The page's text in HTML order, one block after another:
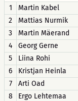
1
Martin Kabel
2
Mattias Nurmik
3
Martin Mäerand
4
Georg Gerne
5
Liina Rohi
6
Kristjan Heinla
7
Arti Oad
8
Ergo Lehtemaa